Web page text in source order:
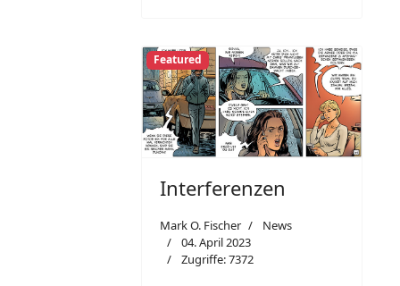
Featured
Interferenzen
Mark O. Fischer
News
04. April 2023
Zugriffe: 7372